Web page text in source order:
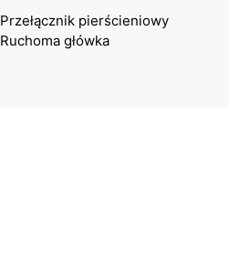
Przełącznik pierścieniowy
Ruchoma główka